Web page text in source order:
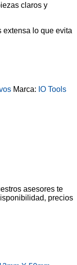
claros y
extensa lo que evita
Marca: IO Tools
asesores te
precios